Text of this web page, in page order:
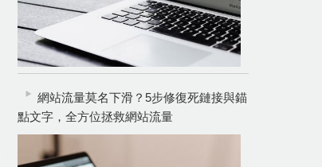
網站流量莫名下滑？5步修復死鏈接與錨
點文字，全方位拯救網站流量